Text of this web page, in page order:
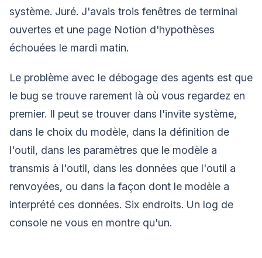
système. Juré. J'avais trois fenêtres de terminal
ouvertes et une page Notion d'hypothèses
échouées le mardi matin.
Le problème avec le débogage des agents est que
le bug se trouve rarement là où vous regardez en
premier. Il peut se trouver dans l'invite système,
dans le choix du modèle, dans la définition de
l'outil, dans les paramètres que le modèle a
transmis à l'outil, dans les données que l'outil a
renvoyées, ou dans la façon dont le modèle a
interprété ces données. Six endroits. Un log de
console ne vous en montre qu'un.